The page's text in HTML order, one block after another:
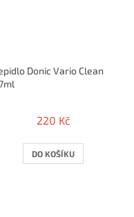
Donic Vario Clean
220 Kč
DO KOŠÍKU